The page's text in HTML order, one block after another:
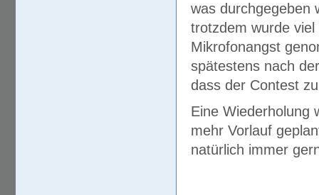
was durchgegeben
trotzdem wurde
Mikrofonangst
spätestens nach
dass der Contest
Eine Wiederholung
mehr Vorlauf
natürlich immer